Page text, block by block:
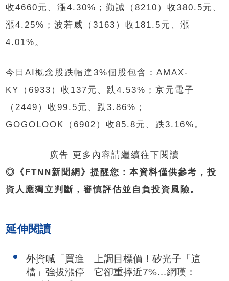
收4660元、漲4.30%；勤誠（8210）收380.5元、
漲4.25%；波若威（3163）收181.5元、漲
4.01%。
今日AI概念股跌幅達3%個股包含：AMAX-
KY（6933）收137元、跌4.53%；京元電子
（2449）收99.5元、跌3.86%；
GOGOLOOK（6902）收85.8元、跌3.16%。
廣告 更多內容請繼續往下閱讀
◎《FTNN新聞網》提醒您：本資料僅供參考，投
資人應獨立判斷，審慎評估並自負投資風險。
延伸閱讀
外資喊「買進」上調目標價！矽光子「這
檔」強拔漲停 它卻重摔近7%…網嘆：